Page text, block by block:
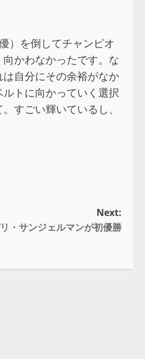
）を倒してチャンピオ
かわなかったです。な
自分にその余裕がなか
トに向かっていく選択
すごい輝いているし、
Next:
・サンジェルマンが初優勝